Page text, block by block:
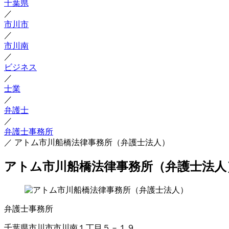
千葉県
／
市川市
／
市川南
／
ビジネス
／
士業
／
弁護士
／
弁護士事務所
／ アトム市川船橋法律事務所（弁護士法人）
アトム市川船橋法律事務所（弁護士法人
弁護士事務所